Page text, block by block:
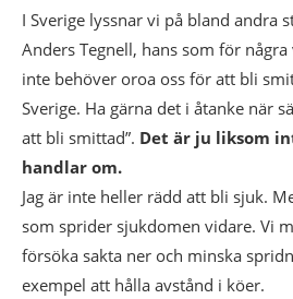
I Sverige lyssnar vi på bland andra
Anders Tegnell, hans som för
inte behöver oroa oss för att bli
Sverige. Ha gärna det i åtanke när
att bli smittad”. Det är ju liksom
handlar om.
Jag är inte heller rädd att bli sjuk.
som sprider sjukdomen vidare. Vi
försöka sakta ner och minska
exempel att hålla avstånd i köer.